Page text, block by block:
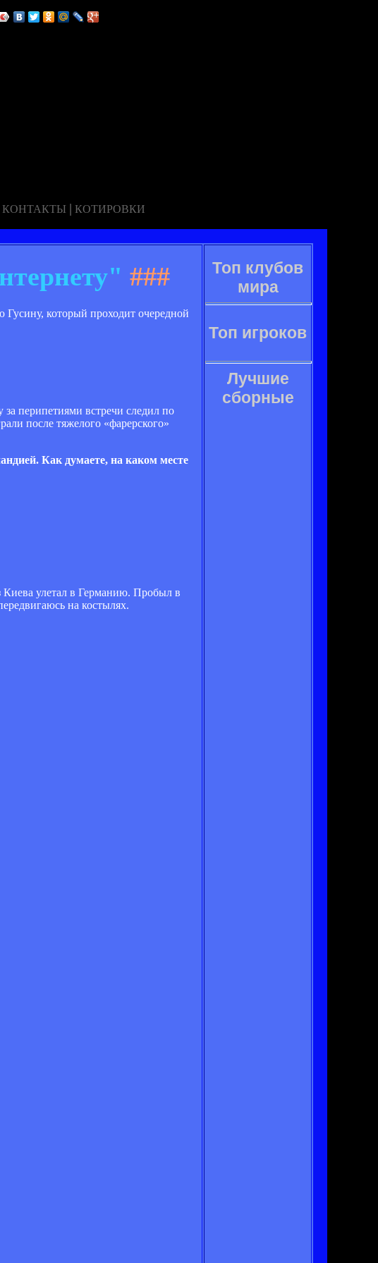
КОНТАКТЫ | КОТИРОВКИ
###
который проходит очередной
перипетиями встречи следил по
после тяжелого «фарерского»
Как думаете, на каком месте
Киева улетал в Германию. Пробыл в
на костылях.
Топ клубов
мира
Топ игроков
Лучшие
сборные